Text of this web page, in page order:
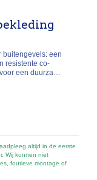
buitengevels: een
resistente co-
een duurzame,
altijd in de eerste
Wij kunnen niet
foutieve montage of